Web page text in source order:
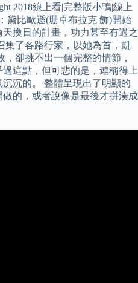
2018線上看|完整版小鴨|線上
黛比歐遜(珊卓布拉克 飾)開始
換日的計畫，功力甚至有過之
集了各路行家，以她為首，凱
卻挑不出一個完整的情節，
這點，但可悲的是，連稱得上
沉的。 整體呈現出了明顯的
的，或者說像是最後才拼湊成